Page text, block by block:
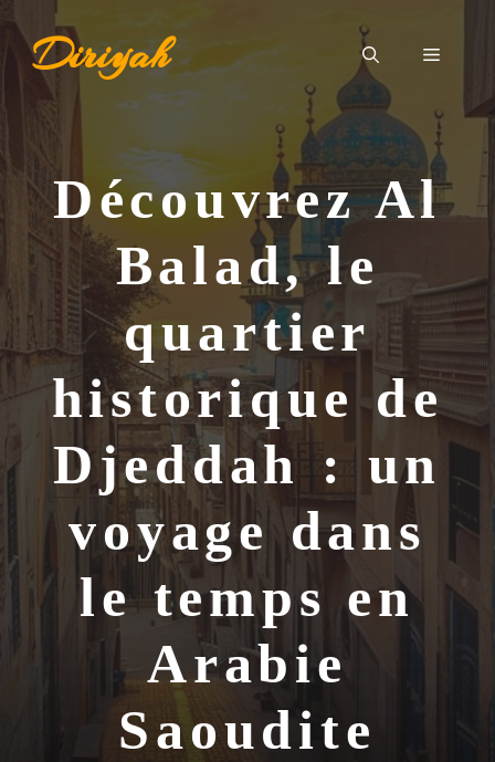
contenuDiriyah Menu
Découvrez Al
Balad, le
quartier
historique de
Djeddah : un
voyage dans
le temps en
Arabie
Saoudite